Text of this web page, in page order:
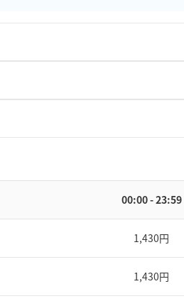
00:00 - 23:59
1,430円
1,430円